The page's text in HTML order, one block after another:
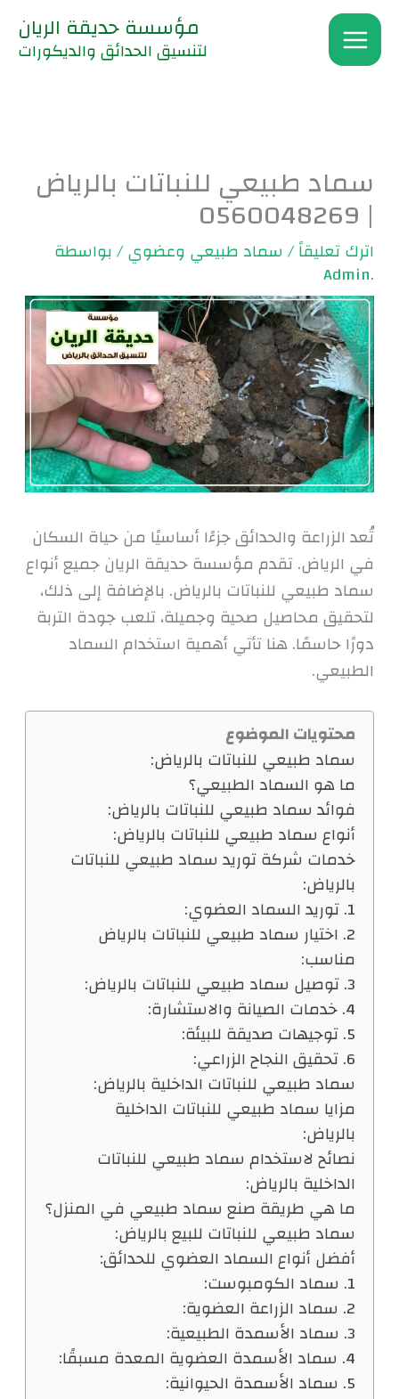
تخطي
المحتوى
مؤسسة حديقة الريان
لتنسيق الحدائق والديكورات
سماد طبيعي للنباتات بالرياض
| 0560048269
اترك تعليقاً/سماد طبيعي وعضوي/ بواسطة
.Admin
تُعد الزراعة والحدائق جزءًا أساسيًا من حياة السكان
في الرياض. تقدم مؤسسة حديقة الريان جميع أنواع
سماد طبيعي للنباتات بالرياض. بالإضافة إلى ذلك،
لتحقيق محاصيل صحية وجميلة، تلعب جودة التربة
دورًا حاسمًا. هنا تأتي أهمية استخدام السماد
الطبيعي.
محتويات الموضوع
سماد طبيعي للنباتات بالرياض:
ما هو السماد الطبيعي؟
فوائد سماد طبيعي للنباتات بالرياض:
أنواع سماد طبيعي للنباتات بالرياض:
خدمات شركة توريد سماد طبيعي للنباتات
بالرياض:
1. توريد السماد العضوي:
2. اختيار سماد طبيعي للنباتات بالرياض
مناسب:
3. توصيل سماد طبيعي للنباتات بالرياض:
4. خدمات الصيانة والاستشارة:
5. توجيهات صديقة للبيئة:
6. تحقيق النجاح الزراعي:
سماد طبيعي للنباتات الداخلية بالرياض:
مزايا سماد طبيعي للنباتات الداخلية
بالرياض:
نصائح لاستخدام سماد طبيعي للنباتات
الداخلية بالرياض:
ما هي طريقة صنع سماد طبيعي في المنزل؟
سماد طبيعي للنباتات للبيع بالرياض:
أفضل أنواع السماد العضوي للحدائق:
1. سماد الكومبوست:
2. سماد الزراعة العضوية:
3. سماد الأسمدة الطبيعية:
4. سماد الأسمدة العضوية المعدة مسبقًا:
5. سماد الأسمدة الحيوانية: